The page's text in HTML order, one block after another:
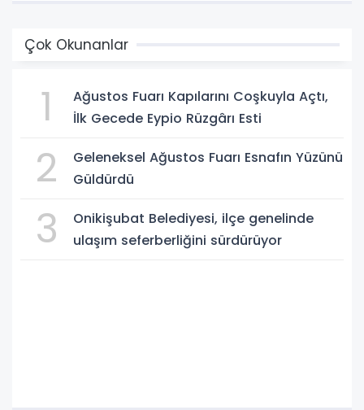
Çok Okunanlar
1
Ağustos Fuarı Kapılarını Coşkuyla Açtı,
İlk Gecede Eypio Rüzgârı Esti
2
Geleneksel Ağustos Fuarı Esnafın Yüzünü
Güldürdü
3
Onikişubat Belediyesi, ilçe genelinde
ulaşım seferberliğini sürdürüyor